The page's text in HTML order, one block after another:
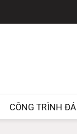
CÔNG TRÌNH ĐÁ